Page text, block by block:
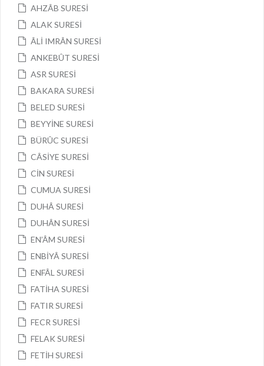
AHZÂB SURESİ
ALAK SURESİ
ÂLİ IMRÂN SURESİ
ANKEBÛT SURESİ
ASR SURESİ
BAKARA SURESİ
BELED SURESİ
BEYYİNE SURESİ
BÜRÛC SURESİ
CÂSİYE SURESİ
CİN SURESİ
CUMUA SURESİ
DUHÂ SURESİ
DUHÂN SURESİ
EN’ÂM SURESİ
ENBİYÂ SURESİ
ENFÂL SURESİ
FATİHA SURESİ
FATIR SURESİ
FECR SURESİ
FELAK SURESİ
FETİH SURESİ